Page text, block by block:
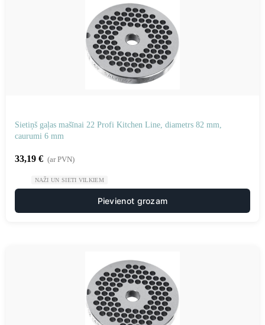
Sietiņš gaļas mašīnai 22 Profi Kitchen Line, diametrs 82 mm,
caurumi 6 mm
33,19 € (ar PVN)
NAŽI UN SIETI VILKIEM
Pievienot grozam